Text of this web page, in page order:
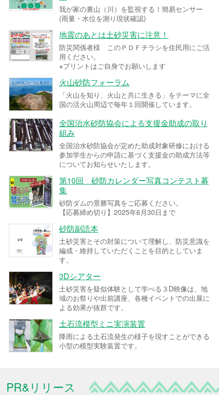
我が家の裏山（川）を監視する！簡易センサー
(雨量・水位を測り現状確認)
地震のあとは土砂災害に注意！
防災関係者様 このＰＤＦチラシを住民用にご活
用ください。
※プリントはご自身でお願いします
火山砂防フォーラム
「火山を知り、火山と共に生きる」をテーマに全
国の活火山周辺で毎年１回開催しています。
全国治水砂防協会による支援金助成の取り
組み
全国治水砂防協会が定めた助成対象研修における
参加学生からの申請に基づく支援金の助成方法等
についてお知らせいたします。
第10回 砂防カレンダー写真コンテスト募
集
砂防ダムの景勝写真をご応募ください。
【応募締め切り】2025年6月30日まで
砂防副読本
土砂災害とその対策について理解し、防災意識を
編成・維持していただくことを目的としていま
す。
3Dシアター
土砂災害を疑似体験として学べる３D映像は、地
域のお祭りや出前講座、各種イベントでの出展に
よる効果が抜群です。
土石流模型ミニ実演装置
降雨による土石流発生の様子を現すことができる
小型の模型実験装置です。
PR&リリース